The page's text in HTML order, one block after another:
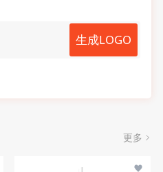
生成LOGO
更多